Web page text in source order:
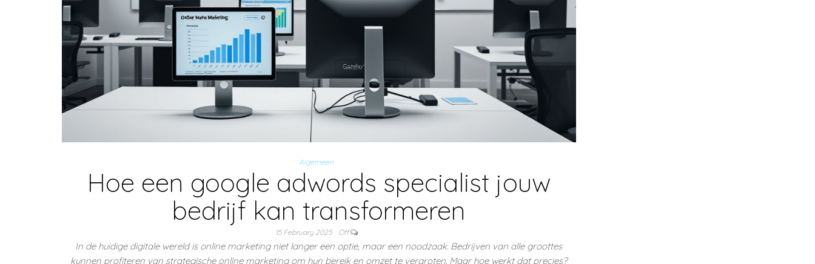
Algemeen
Hoe een google adwords specialist jouw
bedrijf kan transformeren
15 February 2025 Off
In de huidige digitale wereld is online marketing niet langer een optie, maar een noodzaak. Bedrijven van alle groottes
kunnen profiteren van strategische online marketing om hun bereik en omzet te vergroten. Maar hoe werkt dat precies?